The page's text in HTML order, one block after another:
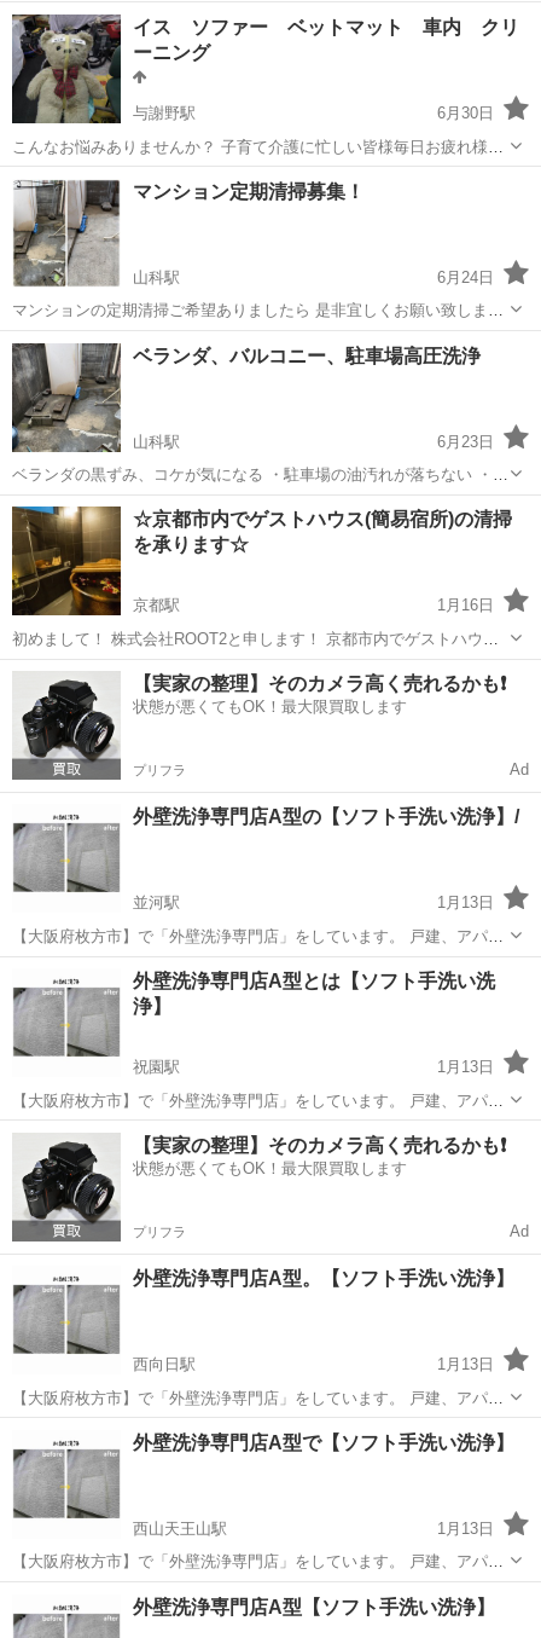
イス ソファー ベットマット 車内 クリ
ーニング
与謝野駅
6月30日
こんなお悩みありませんか？ 子育て介護に忙しい皆様毎日お疲れ様で
す。 大切なイス ソファー ベットマット 車内 汚れていません
か？ 臭いは気になりませんか？ 飲み物をこぼしたとか、急なお漏ら
し嘔吐とか ありませ...
京都 与謝郡 その他 無料
マンション定期清掃募集！
山科駅
6月24日
マンションの定期清掃ご希望ありましたら 是非宜しくお願い致します
🙇 ベランダの黒ずみ、コケが気になる ・駐車場の油汚れが落ちない
・排水溝が詰まって困っている ・引越し前にキレイにしたい 個人だか
らで...
京都 京都市 山科駅
ベランダ、バルコニー、駐車場高圧洗浄
山科駅
6月23日
ベランダの黒ずみ、コケが気になる ・駐車場の油汚れが落ちない ・排
水溝が詰まって困っている ・引越し前にキレイにしたい 個人だからで
きること： ``` ✓ 大手業者より安価でご提供 ✓ 細かいご要望にも...
京都 京都市 山科駅 その他
☆京都市内でゲストハウス(簡易宿所)の清掃
を承ります☆
京都駅
1月16日
初めまして！ 株式会社ROOT2と申します！ 京都市内でゲストハウス
をされている方、ぜひ清掃を弊社にお任せ頂いてみてはいかがでしょ
うか？(^^) 弊社は現在、京都市内で一軒家タイプのゲストハウスの運
営管理や清掃を行ってい...
京都 京都市 京都駅 その他
【実家の整理】そのカメラ高く売れるかも❗️
状態が悪くてもOK！最大限買取します
プリフラ Ad
外壁洗浄専門店A型の【ソフト手洗い洗浄】/
並河駅
1月13日
【大阪府枚方市】で「外壁洗浄専門店」をしています。 戸建、アパー
ト、施設、店舗等の洗浄サービス 【足場不要】【塗装費の約10/1】
【120日間の保証】※条件付き 外壁に高圧洗浄機は使用せず、専用の
機材と専用の洗浄剤を使う【ソ...
並河駅 その他
外壁洗浄専門店A型とは【ソフト手洗い洗
浄】
祝園駅
1月13日
【大阪府枚方市】で「外壁洗浄専門店」をしています。 戸建、アパー
ト、施設、店舗等の洗浄サービス 【足場不要】【塗装費の約10/1】
【120日間の保証】※条件付き 外壁に高圧洗浄機は使用せず、専用の
機材と専用の洗浄剤を使う【ソ...
京都 相楽郡 祝園駅 その他
【実家の整理】そのカメラ高く売れるかも❗️
状態が悪くてもOK！最大限買取します
プリフラ Ad
外壁洗浄専門店A型。【ソフト手洗い洗浄】
西向日駅
1月13日
【大阪府枚方市】で「外壁洗浄専門店」をしています。 戸建、アパー
ト、施設、店舗等の洗浄サービス 【足場不要】【塗装費の約10/1】
【120日間の保証】※条件付き 外壁に高圧洗浄機は使用せず、専用の
機材と専用の洗浄剤を使う【ソ...
西向日駅 その他 外壁
外壁洗浄専門店A型で【ソフト手洗い洗浄】
西山天王山駅
1月13日
【大阪府枚方市】で「外壁洗浄専門店」をしています。 戸建、アパー
ト、施設、店舗等の洗浄サービス 【足場不要】【塗装費の約10/1】
【120日間の保証】※条件付き 外壁に高圧洗浄機は使用せず、専用の
機材と専用の洗浄剤を使う【ソ...
長岡京市 西山天王山駅 その他 外壁
外壁洗浄専門店A型【ソフト手洗い洗浄】